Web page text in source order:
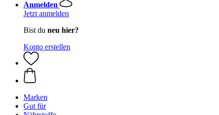
Anmelden
Jetzt anmelden
Bist du neu hier?
Konto erstellen
Marken
Gut für